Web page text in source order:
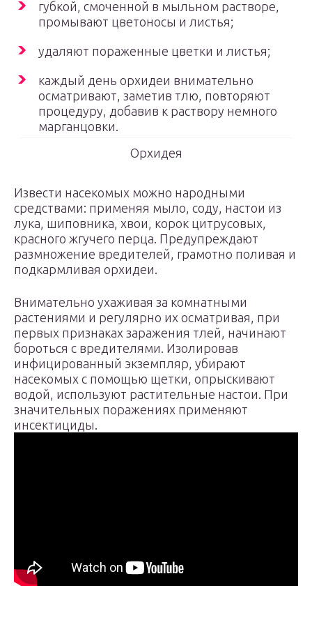
губкой, смоченной в мыльном растворе,
промывают цветоносы и листья;
удаляют пораженные цветки и листья;
каждый день орхидеи внимательно
осматривают, заметив тлю, повторяют
процедуру, добавив к раствору немного
марганцовки.
Орхидея
Извести насекомых можно народными
средствами: применяя мыло, соду, настои из
лука, шиповника, хвои, корок цитрусовых,
красного жгучего перца. Предупреждают
размножение вредителей, грамотно поливая и
подкармливая орхидеи.
Внимательно ухаживая за комнатными
растениями и регулярно их осматривая, при
первых признаках заражения тлей, начинают
бороться с вредителями. Изолировав
инфицированный экземпляр, убирают
насекомых с помощью щетки, опрыскивают
водой, используют растительные настои. При
значительных поражениях применяют
инсектициды.